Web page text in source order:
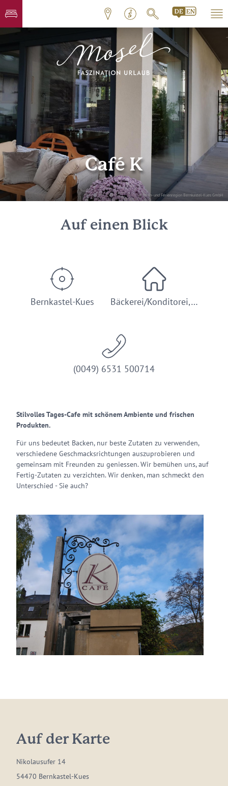
© Wein- und Ferienregion Bernkastel-Kues GmbH
Café K
Auf einen Blick
Bernkastel-Kues Bäckerei/Konditorei,…
(0049) 6531 500714
Stilvolles Tages-Cafe mit schönem Ambiente und frischen
Produkten.
Für uns bedeutet Backen, nur beste Zutaten zu verwenden,
verschiedene Geschmacksrichtungen auszuprobieren und
gemeinsam mit Freunden zu geniessen. Wir bemühen uns, auf
Fertig-Zutaten zu verzichten. Wir denken, man schmeckt den
Unterschied - Sie auch?
Auf der Karte
Nikolausufer 14
54470 Bernkastel-Kues